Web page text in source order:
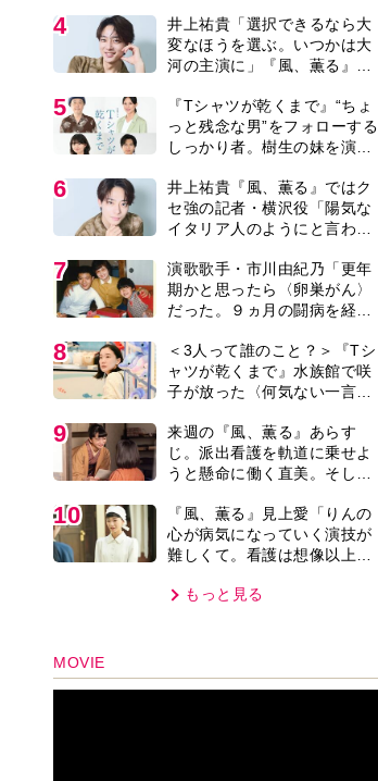
4
井上祐貴「選択できるなら大
変なほうを選ぶ。いつかは大
河の主演に」『風、薫る』で
5
『Tシャツが乾くまで』“ちょ
っと残念な男”をフォローする
しっかり者。樹生の妹を演じ
スト紹介＞
6
井上祐貴『風、薫る』ではク
セ強の記者・横沢役「陽気な
イタリア人のようにと言われ
7
演歌歌手・市川由紀乃「更年
期かと思ったら〈卵巣がん〉
だった。９ヵ月の闘病を経て
紙を今も支えに」【2026上半
期BEST】
8
＜3人って誰のこと？＞『Tシ
ャツが乾くまで』水族館で咲
子が放った〈何気ない一言〉
線？」「子どもの話だと…」
9
来週の『風、薫る』あらす
じ。派出看護を軌道に乗せよ
うと懸命に働く直美。そして
バレあり＞
10
『風、薫る』見上愛「りんの
心が病気になっていく演技が
難しくて。看護は想像以上に
もっと見る
MOVIE